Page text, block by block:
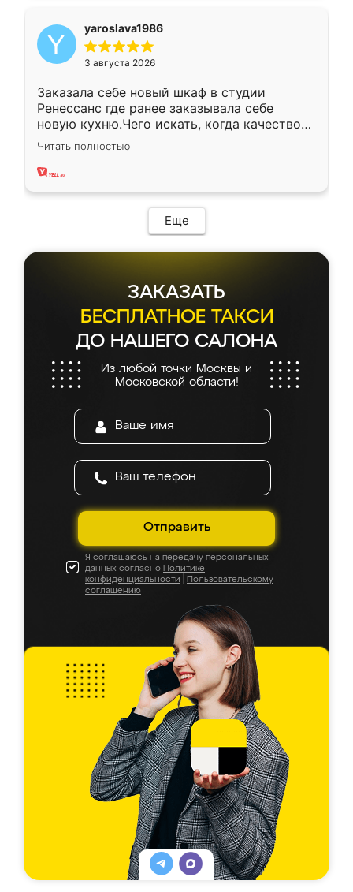
yaroslava1986
3 августа 2026
Заказала себе новый шкаф в студии
Ренессанс где ранее заказывала себе
новую кухню.Чего искать, когда качеством
вполне довольна. Служит кухня уже почти
два года, нареканий нет.
Читать полностью
Еще
ЗАКАЗАТЬ
БЕСПЛАТНОЕ ТАКСИ
ДО НАШЕГО САЛОНА
Из любой точки Москвы и
Московской области!
Отправить
Я соглашаюсь на передачу персональных
данных согласно Политике
конфиденциальности
Пользовательскому
соглашению